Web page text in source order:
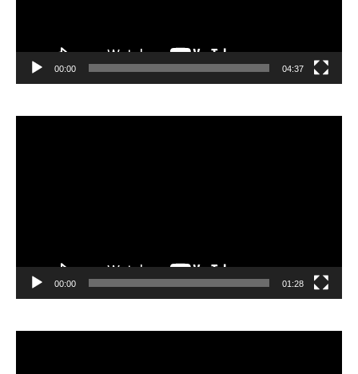
00:00 04:37
00:00 01:28